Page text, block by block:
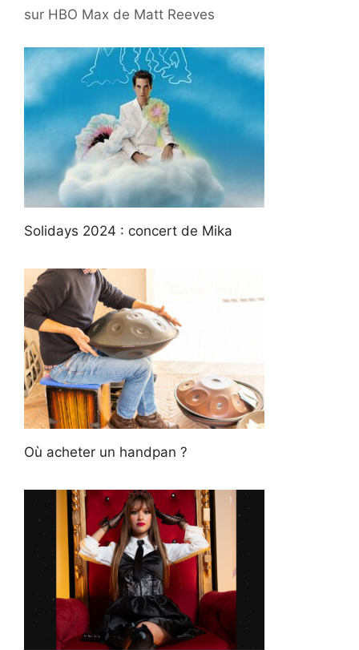
sur HBO Max de Matt Reeves
Solidays 2024 : concert de Mika
Où acheter un handpan ?